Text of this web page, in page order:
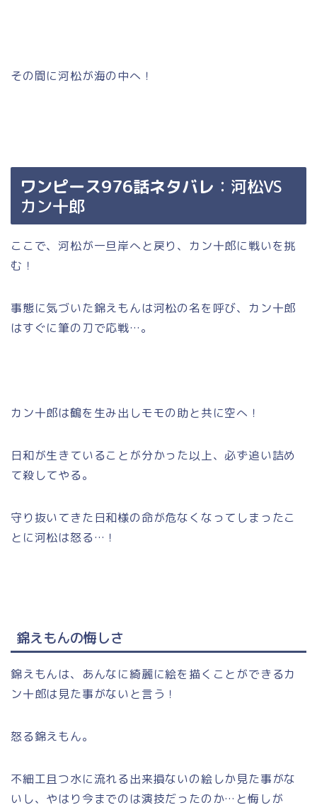
その間に河松が海の中へ！
ワンピース976話ネタバレ ：河松VS
カン十郎
ここで、河松が一旦岸へと戻り、カン十郎に戦いを挑
む！
事態に気づいた錦えもんは河松の名を呼び、カン十郎
はすぐに筆の刀で応戦…。
カン十郎は鶴を生み出しモモの助と共に空へ！
日和が生きていることが分かった以上、必ず追い詰め
て殺してやる。
守り抜いてきた日和様の命が危なくなってしまったこ
とに河松は怒る…！
錦えもんの悔しさ
錦えもんは、あんなに綺麗に絵を描くことができるカ
ン十郎は見た事がないと言う！
怒る錦えもん。
不細工且つ水に流れる出来損ないの絵しか見た事がな
いし、やはり今までのは演技だったのか…と悔しが